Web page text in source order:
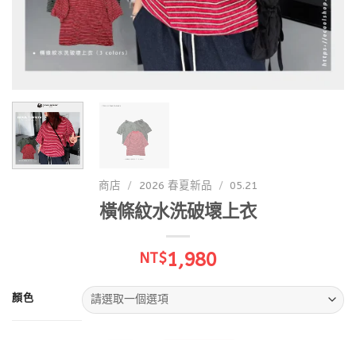
商店 / 2026 春夏新品 / 05.21
橫條紋水洗破壞上衣
NT$1,980
顏色